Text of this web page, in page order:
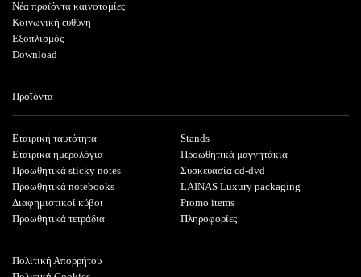
Νέα προϊόντα καινοτομίες
Κοινωνική ευθύνη
Εξοπλισμός
Download
Προϊόντα
Εταιρική ταυτότητα
Εταιρικά ημερολόγια
Προωθητικά sticky notes
Προωθητικά notebooks
Διαφημιστικοί κύβοι
Προωθητικά τετράδια
Stands
Προωθητικά μαγνητάκια
Συσκευασία cd-dvd
LAINAS Luxury packaging
Promo items
Πληροφορίες
Πολιτική Απορρήτου